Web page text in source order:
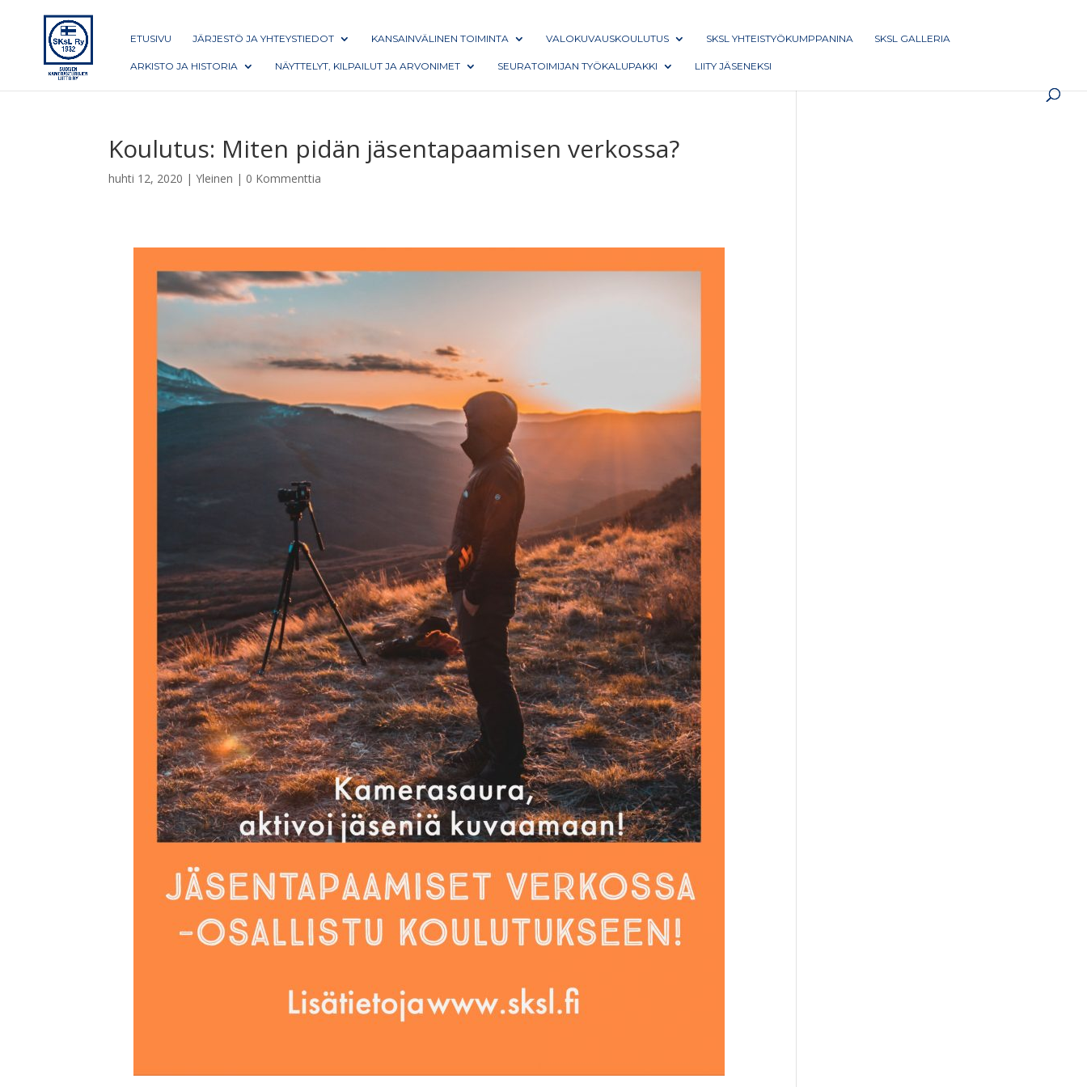
ETUSIVU JÄRJESTÖ JA YHTEYSTIEDOT KANSAINVÄLINEN TOIMINTA VALOKUVAUSKOULUTUS SKSL YHTEISTYÖKUMPPANINA SKSL GALLERIA
ARKISTO JA HISTORIA NÄYTTELYT, KILPAILUT JA ARVONIMET SEURATOIMIJAN TYÖKALUPAKKI LIITY JÄSENEKSI
Koulutus: Miten pidän jäsentapaamisen verkossa?
huhti 12, 2020 |Yleinen | 0 Kommenttia